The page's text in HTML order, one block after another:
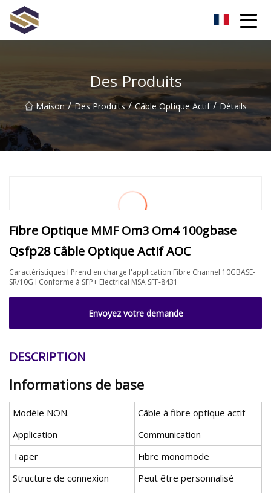
Des Produits
Maison / Des Produits / Câble Optique Actif / Détails
Fibre Optique MMF Om3 Om4 100gbase
Qsfp28 Câble Optique Actif AOC
Caractéristiques l Prend en charge l'application Fibre Channel 10GBASE-
SR/10G l Conforme à SFP+ Electrical MSA SFF-8431
Envoyez votre demande
DESCRIPTION
Informations de base
Modèle NON.
Câble à fibre optique actif
Application
Communication
Taper
Fibre monomode
Structure de connexion
Peut être personnalisé